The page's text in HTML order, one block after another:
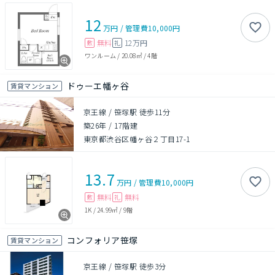
12 万円 /管理費10,000円
敷 無料 礼 12万円
ワンルーム / 20.08㎡/4階
賃貸マンション ドゥーエ幡ヶ谷
京王線 / 笹塚駅 徒歩11分
築26年 / 17階建
東京都渋谷区幡ヶ谷２丁目17-1
13.7 万円 /管理費10,000円
敷 無料 礼 無料
1K / 24.99㎡ / 9階
賃貸マンション コンフォリア笹塚
京王線 / 笹塚駅 徒歩3分